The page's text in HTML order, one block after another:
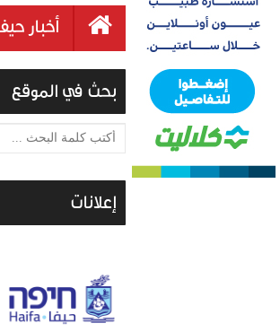
أخبار
بحث في الموقع
أكتب كلمة البحث ...
إعلانات